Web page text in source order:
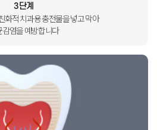
3단계
화적치과용 충전물을 넣고 막아
감염을 예방합니다